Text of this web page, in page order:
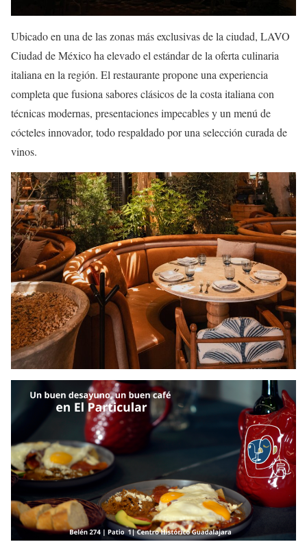
Ubicado en una de las zonas más exclusivas de la ciudad, LAVO
Ciudad de México ha elevado el estándar de la oferta culinaria
italiana en la región. El restaurante propone una experiencia
completa que fusiona sabores clásicos de la costa italiana con
técnicas modernas, presentaciones impecables y un menú de
cócteles innovador, todo respaldado por una selección curada de
vinos.